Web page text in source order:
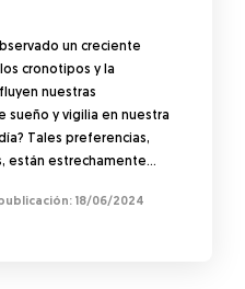
un creciente
cronotipos y la
nuestras
sueño y vigilia en nuestra
Tales preferencias,
están estrechamente…
18/06/2024